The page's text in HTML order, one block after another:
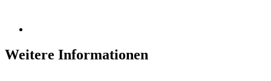
Weitere Informationen